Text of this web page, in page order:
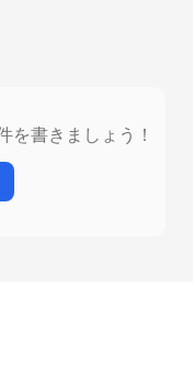
を書きましょう！